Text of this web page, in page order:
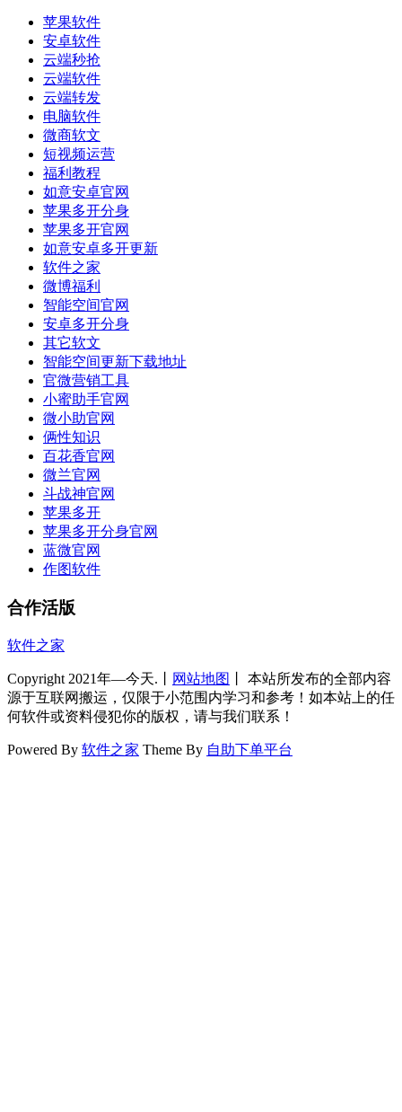
苹果软件
安卓软件
云端秒抢
云端软件
云端转发
电脑软件
微商软文
短视频运营
福利教程
如意安卓官网
苹果多开分身
苹果多开官网
如意安卓多开更新
软件之家
微博福利
智能空间官网
安卓多开分身
其它软文
智能空间更新下载地址
官微营销工具
小蜜助手官网
微小助官网
俩性知识
百花香官网
微兰官网
斗战神官网
苹果多开
苹果多开分身官网
蓝微官网
作图软件
合作活版
软件之家
Copyright 2021年—今天.丨 网站地图
丨 本站所发布的全部内容
源于互联网搬运，仅限于小范围内学习和参考！如本站上的任
何软件或资料侵犯你的版权，请与我们联系！
Powered By 软件之家 Theme By 自助下单平台